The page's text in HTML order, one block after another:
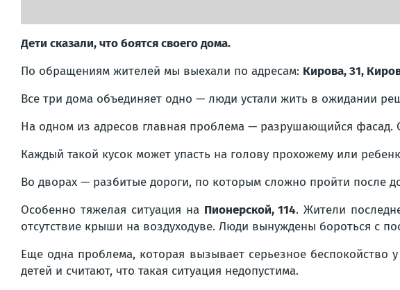
Дети сказали, что боятся своего дома.
По обращениям жителей мы выехали по адресам: Кирова, 31,
Все три дома объединяет одно — люди устали жить в ожидании
На одном из адресов главная проблема — разрушающийся фасад.
Каждый такой кусок может упасть на голову прохожему или
Во дворах — разбитые дороги, по которым сложно пройти после
Особенно тяжелая ситуация на Пионерской, 114. Жители
отсутствие крыши на воздуходуве. Люди вынуждены бороться с
Еще одна проблема, которая вызывает серьезное беспокойство
детей и считают, что такая ситуация недопустима.